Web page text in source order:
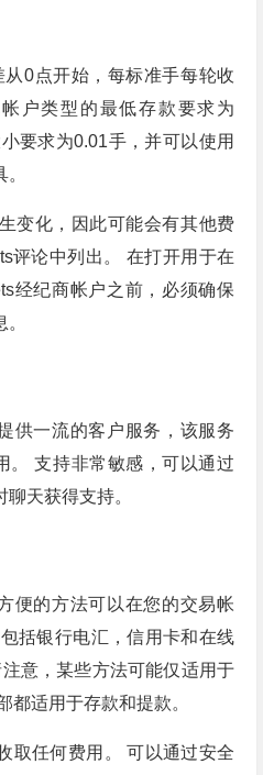
0点开始，每标准手每轮收
户类型的最低存款要求为
要求为0.01手，并可以使用
变化，因此可能会有其他费
评论中列出。 在打开用于在
经纪商帐户之前，必须确保
供一流的客户服务，该服务
。 支持非常敏感，可以通过
天获得支持。
便的方法可以在您的交易帐
括银行电汇，信用卡和在线
意，某些方法可能仅适用于
都适用于存款和提款。
取任何费用。 可以通过安全